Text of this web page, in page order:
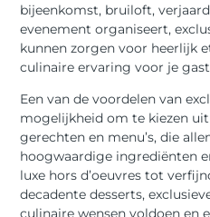
bijeenkomst, bruiloft,
evenement organiseert,
kunnen zorgen voor heerlijk
culinaire ervaring voor je
Een van de voordelen van
mogelijkheid om te kiezen uit
gerechten en menu’s, die
hoogwaardige ingrediënten
luxe hors d’oeuvres tot
decadente desserts,
culinaire wensen voldoen en